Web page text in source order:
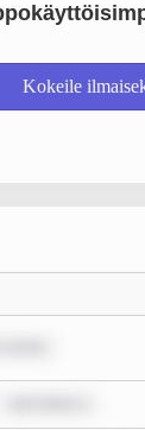
Kokeile